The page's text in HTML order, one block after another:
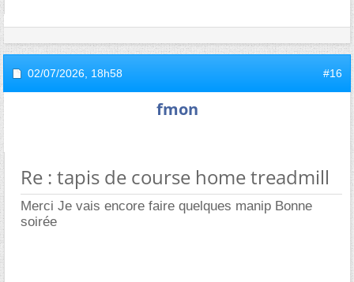
02/07/2026, 18h58 #16
fmon
Re : tapis de course home treadmill
Merci Je vais encore faire quelques manip Bonne
soirée